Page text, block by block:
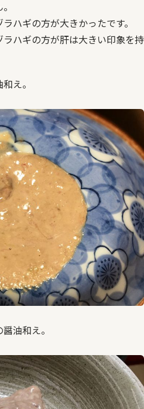
ハギの方が大きかったです。
ハギの方が肝は大きい印象を持
え。
油和え。